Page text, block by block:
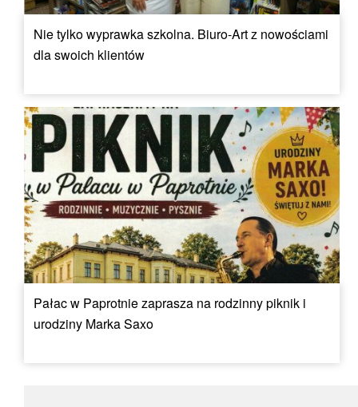
Nie tylko wyprawka szkolna. Biuro-Art z nowościami
dla swoich klientów
Pałac w Paprotnie zaprasza na rodzinny piknik i
urodziny Marka Saxo